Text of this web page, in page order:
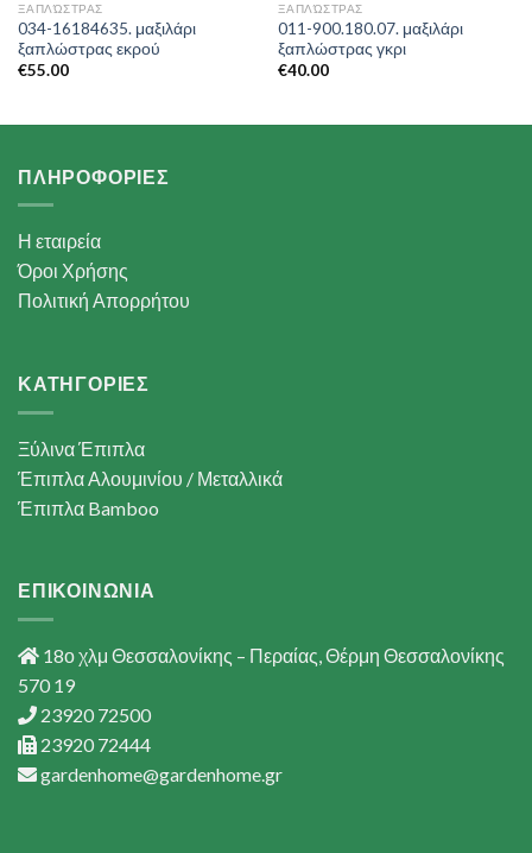
ΞΑΠΛΏΣΤΡΑΣ
034-16184635. μαξιλάρι
ξαπλώστρας εκρού
€55.00
ΞΑΠΛΏΣΤΡΑΣ
011-900.180.07. μαξιλάρι
ξαπλώστρας γκρι
€40.00
ΠΛΗΡΟΦΟΡΙΕΣ
Η εταιρεία
Όροι Χρήσης
Πολιτική Απορρήτου
ΚΑΤΗΓΟΡΙΕΣ
Ξύλινα Έπιπλα
Έπιπλα Αλουμινίου / Μεταλλικά
Έπιπλα Bamboo
ΕΠΙΚΟΙΝΩΝΙΑ
18ο χλμ Θεσσαλονίκης – Περαίας, Θέρμη Θεσσαλονίκης
570 19
23920 72500
23920 72444
gardenhome@gardenhome.gr